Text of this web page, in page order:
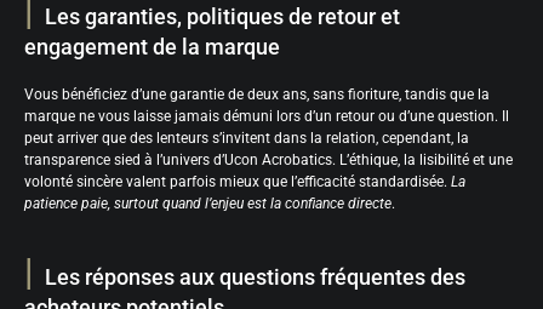
Les garanties, politiques de retour et
engagement de la marque
Vous bénéficiez d’une garantie de deux ans, sans fioriture, tandis que la
marque ne vous laisse jamais démuni lors d’un retour ou d’une question. Il
peut arriver que des lenteurs s’invitent dans la relation, cependant, la
transparence sied à l’univers d’Ucon Acrobatics. L’éthique, la lisibilité et une
volonté sincère valent parfois mieux que l’efficacité standardisée. La
patience paie, surtout quand l’enjeu est la confiance directe.
Les réponses aux questions fréquentes des